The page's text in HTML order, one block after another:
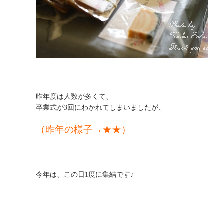
昨年度は人数が多くて、
卒業式が3回にわかれてしまいましたが、
（昨年の様子→ ★★）
今年は、この日1度に集結です♪